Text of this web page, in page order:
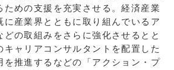
ための支援を充実させる。経済産業
に産業界とともに取り組んでいるア
どの取組みをさらに強化させるとと
キャリアコンサルタントを配置した
を推進するなどの「アクション・プ